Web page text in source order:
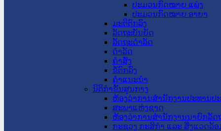
ປະມວນກົດໝາຍ ແພ່ງ
ປະມວນກົດໝາຍ ອາຍາ
ມະຕິຕົກລົງ
ລັດຖະບັນຍັດ
ລັດຖະດໍາລັດ
ດໍາລັດ
ຄໍາສັ່ງ
ຂໍ້ຕົກລົງ
ຄໍາແນະນໍາ
ນິຕິກໍາຂັ້ນສູນກາງ
ຫ້ອງວ່າການສໍານັກງານປະທານປ
ສະພາແຫ່ງຊາດ
ຫ້ອງວ່າການສຳນັກງານນາຍົກລັດ
ກະຊວງ ກະສິກຳ ແລະ ສິ່ງແວດລ້ອ